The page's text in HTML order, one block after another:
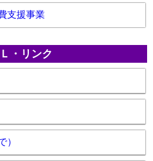
支援事業
Ｌ・リンク
）